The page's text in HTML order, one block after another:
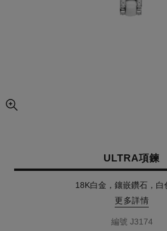
圖片的放大圖
ULTRA項鍊
18K白金，鑲嵌鑽石，白
更多詳情
編號 J3174